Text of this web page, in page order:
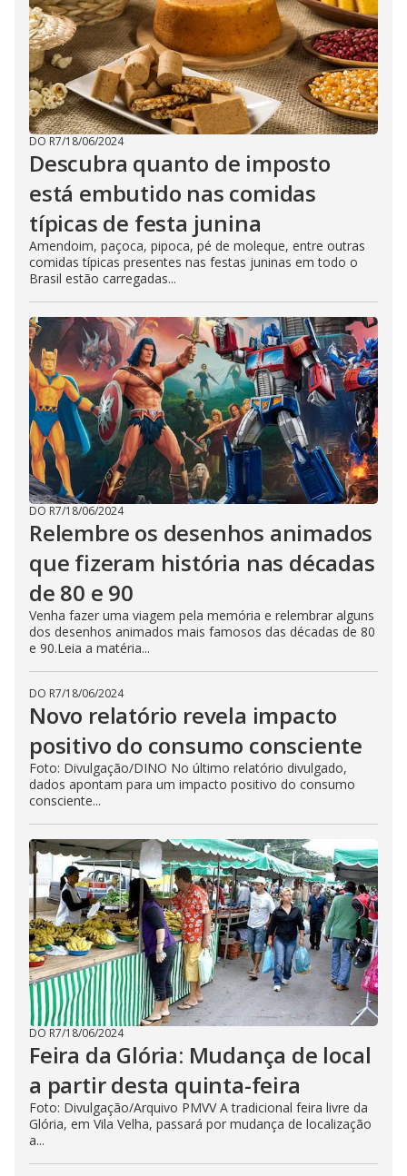
DO R7/18/06/2024
Descubra quanto de imposto
está embutido nas comidas
típicas de festa junina
Amendoim, paçoca, pipoca, pé de moleque, entre outras
comidas típicas presentes nas festas juninas em todo o
Brasil estão carregadas...
DO R7/18/06/2024
Relembre os desenhos animados
que fizeram história nas décadas
de 80 e 90
Venha fazer uma viagem pela memória e relembrar alguns
dos desenhos animados mais famosos das décadas de 80
e 90.Leia a matéria...
DO R7/18/06/2024
Novo relatório revela impacto
positivo do consumo consciente
Foto: Divulgação/DINO No último relatório divulgado,
dados apontam para um impacto positivo do consumo
consciente...
DO R7/18/06/2024
Feira da Glória: Mudança de local
a partir desta quinta-feira
Foto: Divulgação/Arquivo PMVV A tradicional feira livre da
Glória, em Vila Velha, passará por mudança de localização
a...